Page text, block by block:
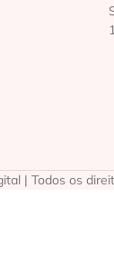
| Todos os